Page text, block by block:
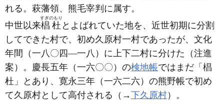
れる。萩藩領、熊毛宰判に属す。
中世以来椙杜
すぎのもり
とよばれていた地を、近世初期に分割
してできた村で、初め久原村一村であったが、文化
年間 （一八〇四―一八） に上下二村に分けた （注進
案） 。慶長五年 （一六〇〇） の検地帳ではまだ「椙
杜」とあり、寛永三年 （一六二六） の熊野帳で初め
て久原村として高付される （→下久原村） 。